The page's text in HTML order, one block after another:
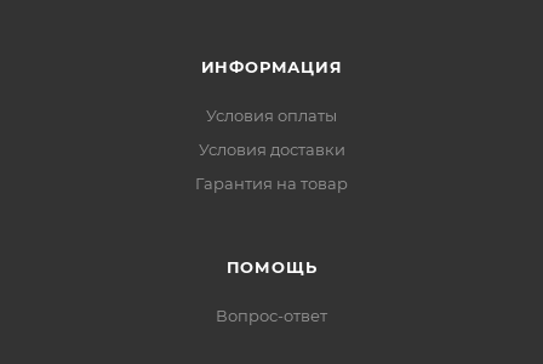
ИНФОРМАЦИЯ
Условия оплаты
Условия доставки
Гарантия на товар
ПОМОЩЬ
Вопрос-ответ